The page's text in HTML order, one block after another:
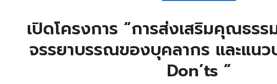
เปิดโครงการ “การส่งเสริมคุณธรร
จรรยาบรรณของบุคลากร และแน
Don’ts ”